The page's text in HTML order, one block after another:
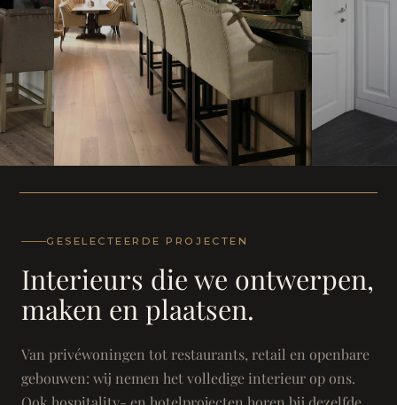
Landhuis - Grimbergen
GESELECTEERDE PROJECTEN
Interieurs die we ontwerpen,
maken en plaatsen.
Van privéwoningen tot restaurants, retail en openbare
gebouwen: wij nemen het volledige interieur op ons.